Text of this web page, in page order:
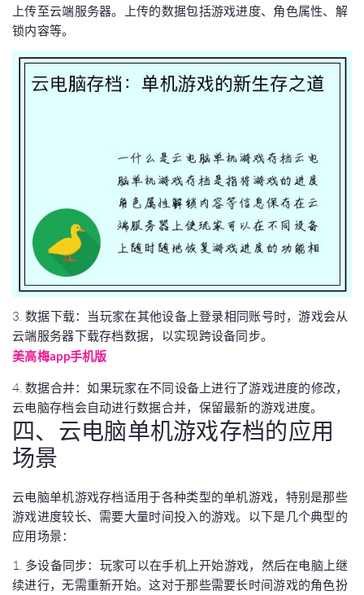
上传至云端服务器。上传的数据包括游戏进度、角色属性、解
锁内容等。
3. 数据下载：当玩家在其他设备上登录相同账号时，游戏会从
云端服务器下载存档数据，以实现跨设备同步。
美高梅app手机版
4. 数据合并：如果玩家在不同设备上进行了游戏进度的修改，
云电脑存档会自动进行数据合并，保留最新的游戏进度。
四、云电脑单机游戏存档的应用
场景
云电脑单机游戏存档适用于各种类型的单机游戏，特别是那些
游戏进度较长、需要大量时间投入的游戏。以下是几个典型的
应用场景：
1. 多设备同步：玩家可以在手机上开始游戏，然后在电脑上继
续进行，无需重新开始。这对于那些需要长时间游戏的角色扮